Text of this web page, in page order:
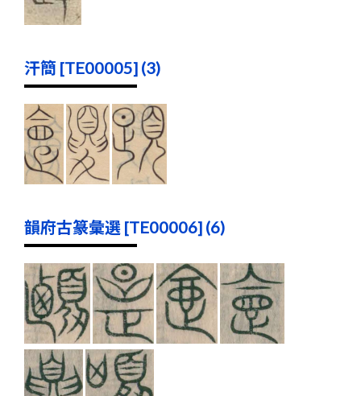
汗簡 [TE00005] (3)
韻府古篆彙選 [TE00006] (6)